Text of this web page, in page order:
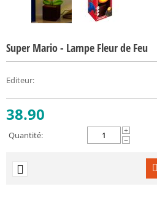
Super Mario - Lampe Fleur de Feu
Editeur:
38.90
Quantité:
+
−